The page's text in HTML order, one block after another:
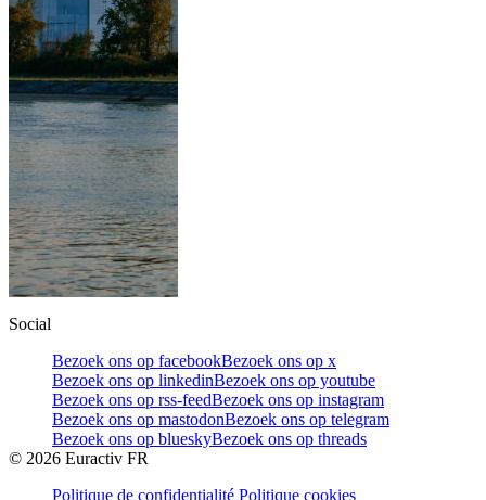
Social
Bezoek ons op facebookBezoek ons op x
Bezoek ons op linkedinBezoek ons op youtube
Bezoek ons op rss-feedBezoek ons op instagram
Bezoek ons op mastodonBezoek ons op telegram
Bezoek ons op blueskyBezoek ons op threads
© 2026 Euractiv FR
Politique de confidentialité Politique cookies